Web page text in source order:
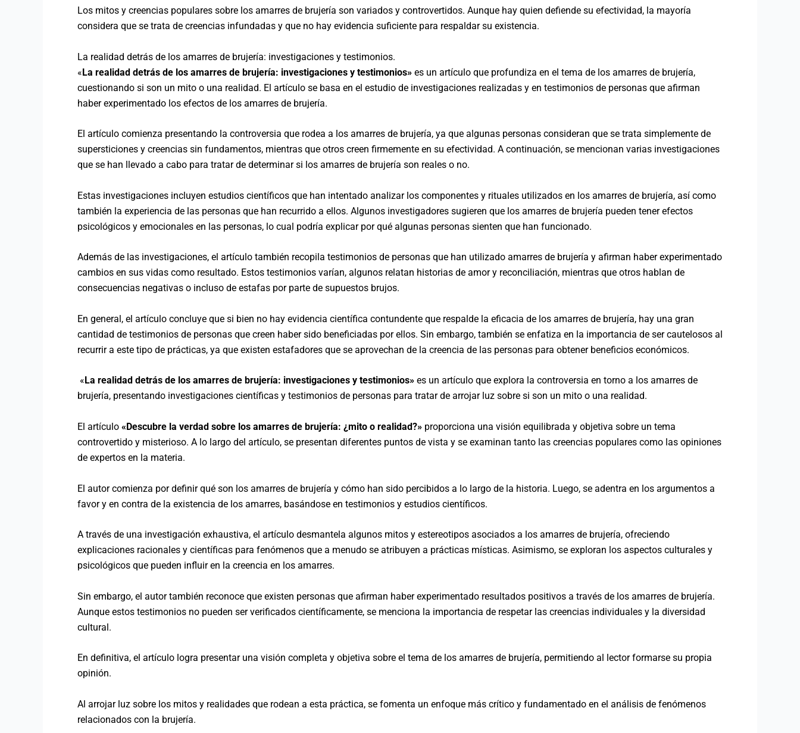
Los mitos y creencias populares sobre los amarres de brujería son variados y controvertidos. Aunque hay quien defiende su efectividad, la mayoría
considera que se trata de creencias infundadas y que no hay evidencia suficiente para respaldar su existencia.
La realidad detrás de los amarres de brujería: investigaciones y testimonios.
«La realidad detrás de los amarres de brujería: investigaciones y testimonios» es un artículo que profundiza en el tema de los amarres de brujería,
cuestionando si son un mito o una realidad. El artículo se basa en el estudio de investigaciones realizadas y en testimonios de personas que afirman
haber experimentado los efectos de los amarres de brujería.
El artículo comienza presentando la controversia que rodea a los amarres de brujería, ya que algunas personas consideran que se trata simplemente de
supersticiones y creencias sin fundamentos, mientras que otros creen firmemente en su efectividad. A continuación, se mencionan varias investigaciones
que se han llevado a cabo para tratar de determinar si los amarres de brujería son reales o no.
Estas investigaciones incluyen estudios científicos que han intentado analizar los componentes y rituales utilizados en los amarres de brujería, así como
también la experiencia de las personas que han recurrido a ellos. Algunos investigadores sugieren que los amarres de brujería pueden tener efectos
psicológicos y emocionales en las personas, lo cual podría explicar por qué algunas personas sienten que han funcionado.
Además de las investigaciones, el artículo también recopila testimonios de personas que han utilizado amarres de brujería y afirman haber experimentado
cambios en sus vidas como resultado. Estos testimonios varían, algunos relatan historias de amor y reconciliación, mientras que otros hablan de
consecuencias negativas o incluso de estafas por parte de supuestos brujos.
En general, el artículo concluye que si bien no hay evidencia científica contundente que respalde la eficacia de los amarres de brujería, hay una gran
cantidad de testimonios de personas que creen haber sido beneficiadas por ellos. Sin embargo, también se enfatiza en la importancia de ser cautelosos al
recurrir a este tipo de prácticas, ya que existen estafadores que se aprovechan de la creencia de las personas para obtener beneficios económicos.
« La realidad detrás de los amarres de brujería: investigaciones y testimonios» es un artículo que explora la controversia en torno a los amarres de
brujería, presentando investigaciones científicas y testimonios de personas para tratar de arrojar luz sobre si son un mito o una realidad.
El artículo «Descubre la verdad sobre los amarres de brujería: ¿mito o realidad?» proporciona una visión equilibrada y objetiva sobre un tema
controvertido y misterioso. A lo largo del artículo, se presentan diferentes puntos de vista y se examinan tanto las creencias populares como las opiniones
de expertos en la materia.
El autor comienza por definir qué son los amarres de brujería y cómo han sido percibidos a lo largo de la historia. Luego, se adentra en los argumentos a
favor y en contra de la existencia de los amarres, basándose en testimonios y estudios científicos.
A través de una investigación exhaustiva, el artículo desmantela algunos mitos y estereotipos asociados a los amarres de brujería, ofreciendo
explicaciones racionales y científicas para fenómenos que a menudo se atribuyen a prácticas místicas. Asimismo, se exploran los aspectos culturales y
psicológicos que pueden influir en la creencia en los amarres.
Sin embargo, el autor también reconoce que existen personas que afirman haber experimentado resultados positivos a través de los amarres de brujería.
Aunque estos testimonios no pueden ser verificados científicamente, se menciona la importancia de respetar las creencias individuales y la diversidad
cultural.
En definitiva, el artículo logra presentar una visión completa y objetiva sobre el tema de los amarres de brujería, permitiendo al lector formarse su propia
opinión.
Al arrojar luz sobre los mitos y realidades que rodean a esta práctica, se fomenta un enfoque más crítico y fundamentado en el análisis de fenómenos
relacionados con la brujería.